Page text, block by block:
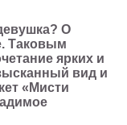
О
Таковым
ярких и
вид и
«Мисти